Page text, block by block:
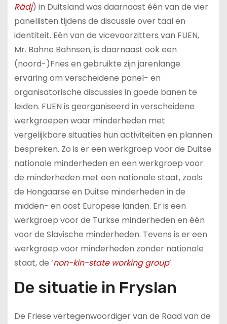
Rädj) in Duitsland was daarnaast één van de vier
panellisten tijdens de discussie over taal en
identiteit. Eén van de vicevoorzitters van FUEN,
Mr. Bahne Bahnsen, is daarnaast ook een
(noord-)Fries en gebruikte zijn jarenlange
ervaring om verscheidene panel- en
organisatorische discussies in goede banen te
leiden. FUEN is georganiseerd in verscheidene
werkgroepen waar minderheden met
vergelijkbare situaties hun activiteiten en plannen
bespreken. Zo is er een werkgroep voor de Duitse
nationale minderheden en een werkgroep voor
de minderheden met een nationale staat, zoals
de Hongaarse en Duitse minderheden in de
midden- en oost Europese landen. Er is een
werkgroep voor de Turkse minderheden en één
voor de Slavische minderheden. Tevens is er een
werkgroep voor minderheden zonder nationale
staat, de ‘non-kin-state working group’.
De situatie in Fryslan
De Friese vertegenwoordiger van de Raad van de